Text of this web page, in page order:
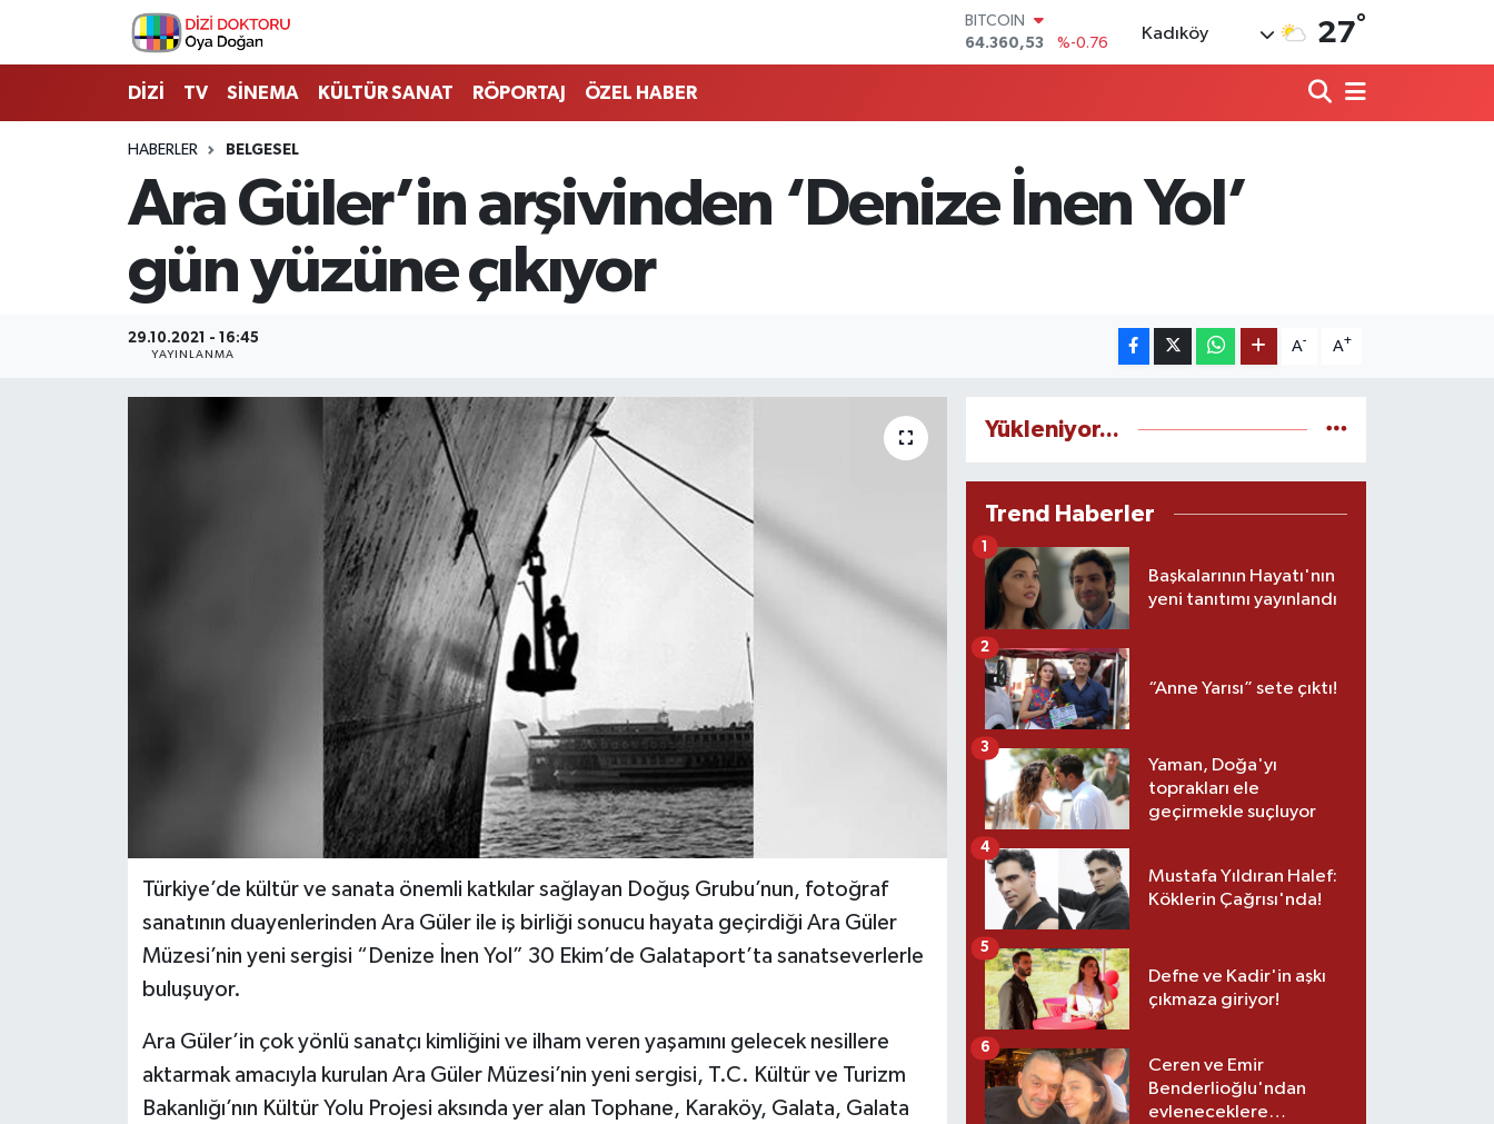
DOLAR
47,7069
%0.17
EURO
6574.81
BİST100
13.887
%64
Kadıköy 27°
DİZİ TV SİNEMA KÜLTÜR SANAT RÖPORTAJ ÖZEL HABER
HABERLER BELGESEL
Ara Güler’in arşivinden ‘Denize İnen Yol’
gün yüzüne çıkıyor
29.10.2021 - 16:45
YAYINLANMA
A- A+
Türkiye’de kültür ve sanata önemli katkılar sağlayan Doğuş Grubu’nun, fotoğraf
sanatının duayenlerinden Ara Güler ile iş birliği sonucu hayata geçirdiği Ara Güler
Müzesi’nin yeni sergisi “Denize İnen Yol” 30 Ekim’de Galataport’ta sanatseverlerle
buluşuyor.
Ara Güler’in çok yönlü sanatçı kimliğini ve ilham veren yaşamını gelecek nesillere
aktarmak amacıyla kurulan Ara Güler Müzesi’nin yeni sergisi, T.C. Kültür ve Turizm
Bakanlığı’nın Kültür Yolu Projesi aksında yer alan Tophane, Karaköy, Galata, Galata
Yükleniyor...
Trend Haberler
Başkalarının Hayatı'nın
yeni tanıtımı yayınlandı
1
“Anne Yarısı” sete çıktı!
2
Yaman, Doğa'yı
toprakları ele
geçirmekle suçluyor
3
Mustafa Yıldıran Halef:
Köklerin Çağrısı'nda!
4
Defne ve Kadir'in aşkı
çıkmaza giriyor!
5
Ceren ve Emir
Benderlioğlu'ndan
evleneceklere
6
İstanbul Nöbetçi Eczaneler
İstanbul Hava Durumu
İstanbul Namaz Vakitleri
İstanbul Trafik Yoğunluk Haritası